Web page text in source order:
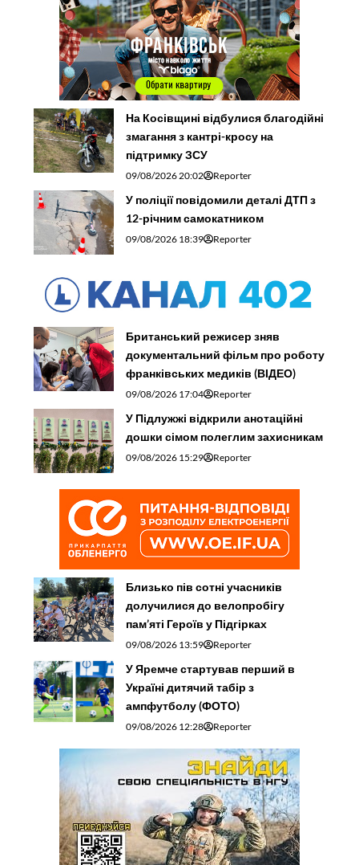
На Косівщині відбулися благодійні
змагання з кантрі-кросу на
підтримку ЗСУ
09/08/2026 20:02 Reporter
У поліції повідомили деталі ДТП з
12-річним самокатником
09/08/2026 18:39 Reporter
Британський режисер зняв
документальний фільм про роботу
франківських медиків (ВІДЕО)
09/08/2026 17:04 Reporter
У Підлужжі відкрили анотаційні
дошки сімом полеглим захисникам
09/08/2026 15:29 Reporter
Близько пів сотні учасників
долучилися до велопробігу
пам’яті Героїв у Підгірках
09/08/2026 13:59 Reporter
У Яремче стартував перший в
Україні дитячий табір з
ампфутболу (ФОТО)
09/08/2026 12:28 Reporter